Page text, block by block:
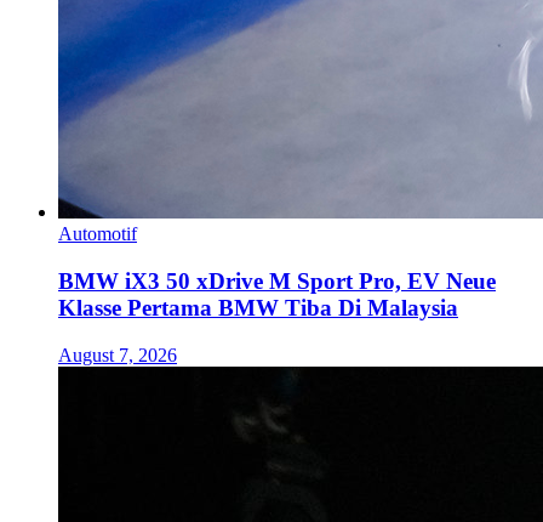
Automotif
BMW iX3 50 xDrive M Sport Pro, EV Neue
Klasse Pertama BMW Tiba Di Malaysia
August 7, 2026